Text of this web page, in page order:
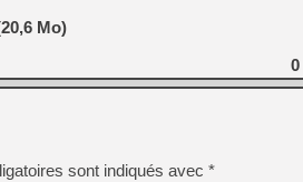
[Mo5] Deux inédits du
[GK] Le beat'em up The
[GK] Endless Legend 2 :
[LS] [PS5] Le WebKit
Mo)
0
sont indiqués avec *